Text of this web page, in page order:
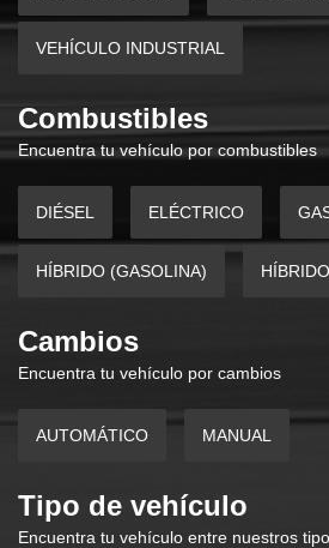
VEHÍCULO INDUSTRIAL
Combustibles
Encuentra tu vehículo por combustibles
DIÉSEL ELÉCTRICO
HÍBRIDO (GASOLINA)
Cambios
Encuentra tu vehículo por cambios
AUTOMÁTICO MANUAL
Tipo de vehículo
Encuentra tu vehículo entre nuestros